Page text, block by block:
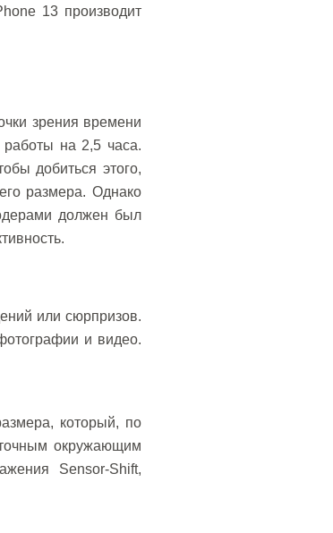
13 производит
зрения времени
на 2,5 часа.
добиться этого,
размера. Однако
должен был
или сюрпризов.
и видео.
который, по
окружающим
Sensor-Shift,